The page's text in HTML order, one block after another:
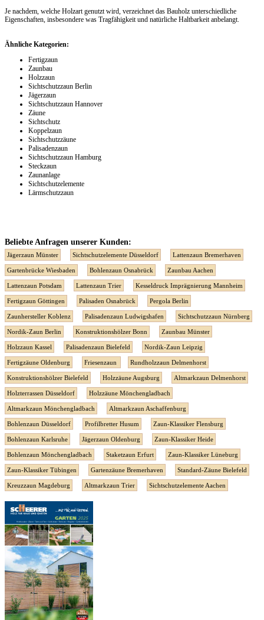
Je nachdem, welche Holzart genutzt wird, verzeichnet das Bauholz unterschiedliche
Eigenschaften, insbesondere was Tragfähigkeit und natürliche Haltbarkeit anbelangt.
Ähnliche Kategorien:
Fertigzaun
Zaunbau
Holzzaun
Sichtschutzzaun Berlin
Jägerzaun
Sichtschutzzaun Hannover
Zäune
Sichtschutz
Koppelzaun
Sichtschutzzäune
Palisadenzaun
Sichtschutzzaun Hamburg
Steckzaun
Zaunanlage
Sichtschutzelemente
Lärmschutzzaun
Beliebte Anfragen unserer Kunden:
Jägerzaun Münster Sichtschutzelemente Düsseldorf Lattenzaun Bremerhaven
Gartenbrücke Wiesbaden Bohlenzaun Osnabrück Zaunbau Aachen
Lattenzaun Potsdam Lattenzaun Trier Kesseldruck Imprägnierung Mannheim
Fertigzaun Göttingen Palisaden Osnabrück Pergola Berlin
Zaunhersteller Koblenz Palisadenzaun Ludwigshafen Sichtschutzzaun Nürnberg
Nordik-Zaun Berlin Konstruktionshölzer Bonn Zaunbau Münster
Holzzaun Kassel Palisadenzaun Bielefeld Nordik-Zaun Leipzig
Fertigzäune Oldenburg Friesenzaun Rundholzzaun Delmenhorst
Konstruktionshölzer Bielefeld Holzzäune Augsburg Altmarkzaun Delmenhorst
Holzterrassen Düsseldorf Holzzäune Mönchengladbach
Altmarkzaun Mönchengladbach Altmarkzaun Aschaffenburg
Bohlenzaun Düsseldorf Profilbretter Husum Zaun-Klassiker Flensburg
Bohlenzaun Karlsruhe Jägerzaun Oldenburg Zaun-Klassiker Heide
Bohlenzaun Mönchengladbach Staketzaun Erfurt Zaun-Klassiker Lüneburg
Zaun-Klassiker Tübingen Gartenzäune Bremerhaven Standard-Zäune Bielefeld
Kreuzzaun Magdeburg Altmarkzaun Trier Sichtschutzelemente Aachen